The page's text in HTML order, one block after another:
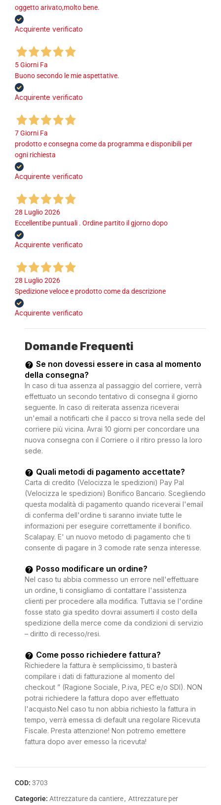
oggetto arivato,molto bene.
Acquirente verificato
5 Giorni Fa
Buono secondo le mie aspettative.
Acquirente verificato
7 Giorni Fa
prodotto e consegna come da programma e disponibili per
ogni richiesta
Acquirente verificato
28 Luglio 2026
Eccellentibe puntuali . Ordine partito il gjorno dopo
Acquirente verificato
28 Luglio 2026
Spedizione veloce e prodotto come da descrizione
Acquirente verificato
Domande Frequenti
Se non dovessi essere in casa al momento
della consegna?
In caso di tua assenza al passaggio del corriere, verrà
effettuato un secondo tentativo di consegna il giorno
seguente. In caso di reiterata assenza riceverai
un'email a notificarti che il pacco si trova nella sede del
corriere più vicina. Avrai 10 giorni per concordare una
nuova consegna con il Corriere o il ritiro presso la loro
sede.
Quali metodi di pagamento accettate?
Carta di credito (Velocizza le spedizioni) Pay Pal
(Velocizza le spedizioni) Bonifico Bancario. Scegliendo
questa modalità di pagamento quando riceverai l'email
di conferma dell'ordine ti saranno inviate tutte le
informazioni per eseguire correttamente il bonifico.
Scalapay. E' un nuovo metodo di pagamento che ti
consente di pagare in 3 comode rate senza interesse.
Posso modificare un ordine?
Nel caso tu abbia commesso un errore nell'effettuare
un ordine, ti consigliamo di contattare l'assistenza
clienti per procedere alla modifica. Tuttavia se l'ordine
fosse stato gia spedito dovrai assumerti il costo della
spedizione della merce come da condizioni di servizio
– diritto di recesso/resi.
Come posso richiedere fattura?
Richiedere la fattura è semplicissimo, ti basterà
compilare i dati di fatturazione al momento del
checkout ” (Ragione Sociale, P.iva, PEC e/o SDI). NON
potrai richiedere la fattura dopo aver effettuato
l'acquisto.Nel caso tu non abbia richiesto la fattura in
tempo, verrà emessa di default una regolare Ricevuta
Fiscale. Presta attenzione! Non potremo emettere
fattura dopo aver emesso la ricevuta!
COD: 3703
Categorie: Attrezzature da cantiere, Attrezzature per